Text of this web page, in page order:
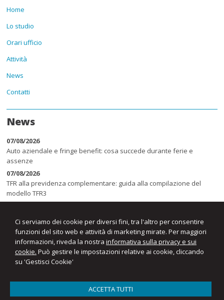
Ci serviamo dei cookie per diversi fini, tra l'altro per consentire
funzioni del sito web e attività di marketing mirate. Per maggiori
informazioni, riveda la nostra informativa sulla privacy e sui
cookie. Può gestire le impostazioni relative ai cookie, cliccando
su 'Gestisci Cookie'
ACCETTA TUTTI
Home
Lo studio
Orari ufficio
Attività
News
Contatti
News
07/08/2026
Auto aziendale e fringe benefit: cosa succede durante ferie e
assenze
07/08/2026
TFR alla previdenza complementare: guida alla compilazione del
modello TFR3
sanzioni